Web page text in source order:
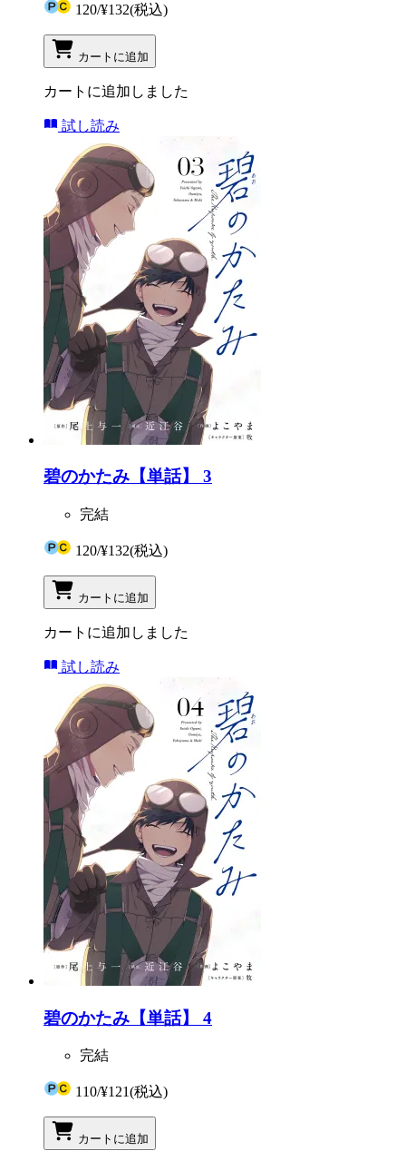
120/¥132(税込)
カートに追加
カートに追加しました
試し読み
碧のかたみ【単話】 3
完結
120/¥132(税込)
カートに追加
カートに追加しました
試し読み
碧のかたみ【単話】 4
完結
110/¥121(税込)
カートに追加